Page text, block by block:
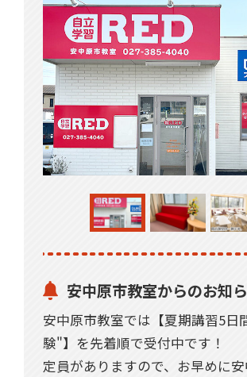
安中原市教室からのお知
安中原市教室では【夏期講習5日
験"】を先着順で受付中です！
定員がありますので、お早めに